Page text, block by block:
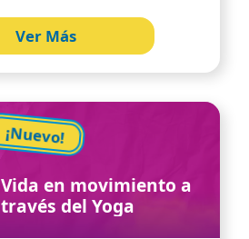
Ver Más
¡Nuevo!
Vida en movimiento a
través del Yoga